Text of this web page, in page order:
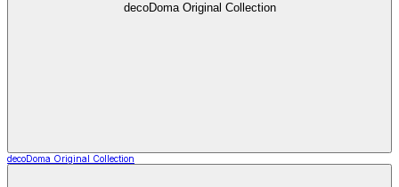
decoDoma Original Collection
decoDoma Original Collection